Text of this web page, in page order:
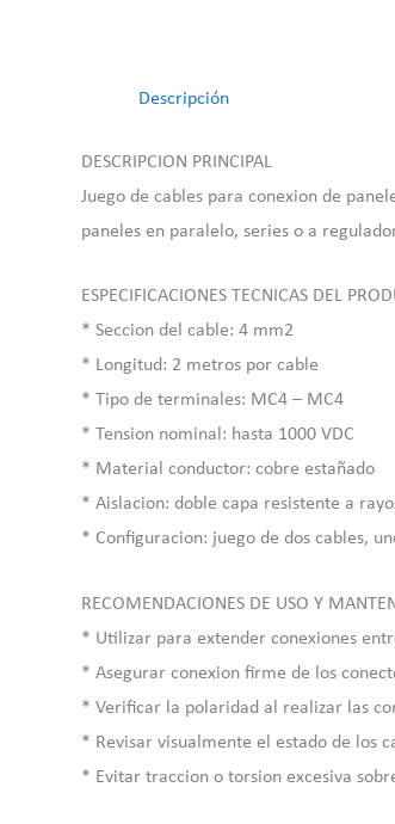
Descripción
DESCRIPCION PRINCIPAL
Juego de cables para conexion de
paneles en paralelo, series o a
ESPECIFICACIONES TECNICAS DEL
* Seccion del cable: 4 mm2
* Longitud: 2 metros por cable
* Tipo de terminales: MC4 – MC4
* Tension nominal: hasta 1000 VDC
* Material conductor: cobre estañado
* Aislacion: doble capa resistente a
* Configuracion: juego de dos cables,
RECOMENDACIONES DE USO Y
* Utilizar para extender conexiones
* Asegurar conexion firme de los
* Verificar la polaridad al realizar las
* Revisar visualmente el estado de los
* Evitar traccion o torsion excesiva